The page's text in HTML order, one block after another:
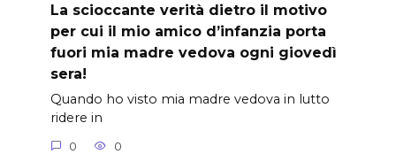
La scioccante verità dietro il motivo
per cui il mio amico d’infanzia porta
fuori mia madre vedova ogni giovedì
sera!
Quando ho visto mia madre vedova in lutto
ridere in
0 0